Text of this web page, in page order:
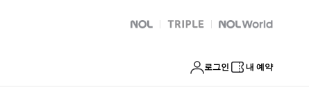
액급전대출 일수월변 NOL 트리플 Global Interpark
로그인 내 예약